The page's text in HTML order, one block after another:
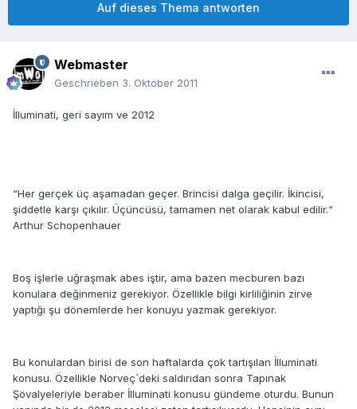
Auf dieses Thema antworten
Webmaster
Geschrieben 3. Oktober 2011
İlluminati, geri sayım ve 2012
“Her gerçek üç aşamadan geçer. Brincisi dalga geçilir. İkincisi,
şiddetle karşı çıkılır. Üçüncüsü, tamamen net olarak kabul edilir.“
Arthur Schopenhauer
Boş işlerle uğraşmak abes iştir, ama bazen mecburen bazı
konulara değinmeniz gerekiyor. Özellikle bilgi kirliliğinin zirve
yaptığı şu dönemlerde her konuyu yazmak gerekiyor.
Bu konulardan birisi de son haftalarda çok tartışılan İlluminati
konusu. Özellikle Norveç´deki saldırıdan sonra Tapınak
Şövalyeleriyle beraber İlluminati konusu gündeme oturdu. Bunun